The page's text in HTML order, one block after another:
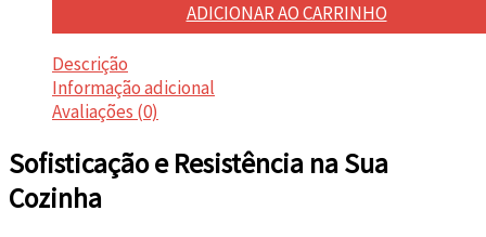
ADICIONAR AO CARRINHO
Descrição
Informação adicional
Avaliações (0)
Sofisticação e Resistência na Sua
Cozinha